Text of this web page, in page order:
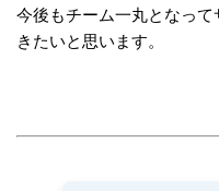
今後もチーム一丸となっ
きたいと思います。